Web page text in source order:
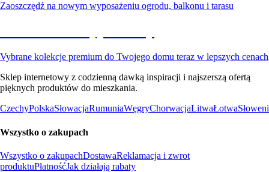
Zaoszczędź na nowym wyposażeniu ogrodu, balkonu i tarasu
Vybrane kolekcje premium do Twojego domu teraz w lepszych cenach
Sklep internetowy z codzienną dawką inspiracji i najszerszą ofertą
pięknych produktów do mieszkania.
CzechyPolskaSłowacjaRumuniaWęgryChorwacjaLitwaŁotwa
Wszystko o zakupach
Wszystko o zakupachDostawaReklamacja i zwrot
produktuPłatnośćJak działają rabaty